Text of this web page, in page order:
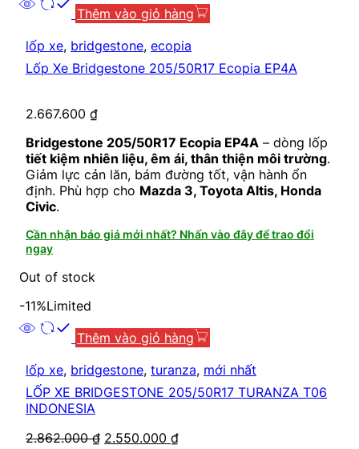
Thêm vào giỏ hàng
lốp xe, bridgestone, ecopia
Lốp Xe Bridgestone 205/50R17 Ecopia EP4A
2.667.600 ₫
Bridgestone 205/50R17 Ecopia EP4A – dòng lốp
tiết kiệm nhiên liệu, êm ái, thân thiện môi trường.
Giảm lực cản lăn, bám đường tốt, vận hành ổn
định. Phù hợp cho Mazda 3, Toyota Altis, Honda
Civic.
Cần nhận báo giá mới nhất? Nhấn vào đây để trao đổi
ngay
Out of stock
-11%Limited
Thêm vào giỏ hàng
lốp xe, bridgestone, turanza, mới nhất
LỐP XE BRIDGESTONE 205/50R17 TURANZA T06
INDONESIA
2.862.000₫ 2.550.000 ₫